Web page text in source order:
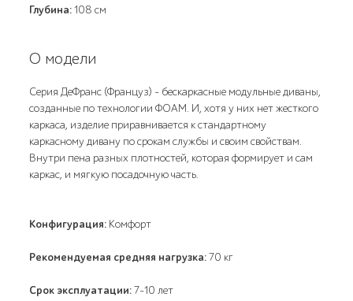
Глубина:108 см
О модели
Серия ДеФранс (Француз) - бескаркасные модульные диваны,
созданные по технологии ФОАМ. И, хотя у них нет жесткого
каркаса, изделие приравнивается к стандартному
каркасному дивану по срокам службы и своим свойствам.
Внутри пена разных плотностей, которая формирует и сам
каркас, и мягкую посадочную часть.
Конфигурация: Комфорт
Рекомендуемая средняя нагрузка:70 кг
Срок эксплуатации:7-10 лет